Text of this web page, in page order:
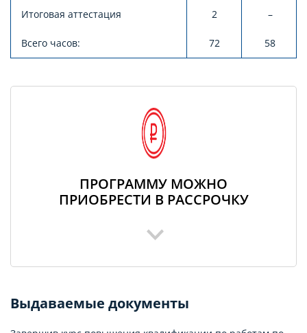
Итоговая аттестация 2 –
Всего часов: 72 58
ПРОГРАММУ МОЖНО
ПРИОБРЕСТИ В РАССРОЧКУ
Выдаваемые документы